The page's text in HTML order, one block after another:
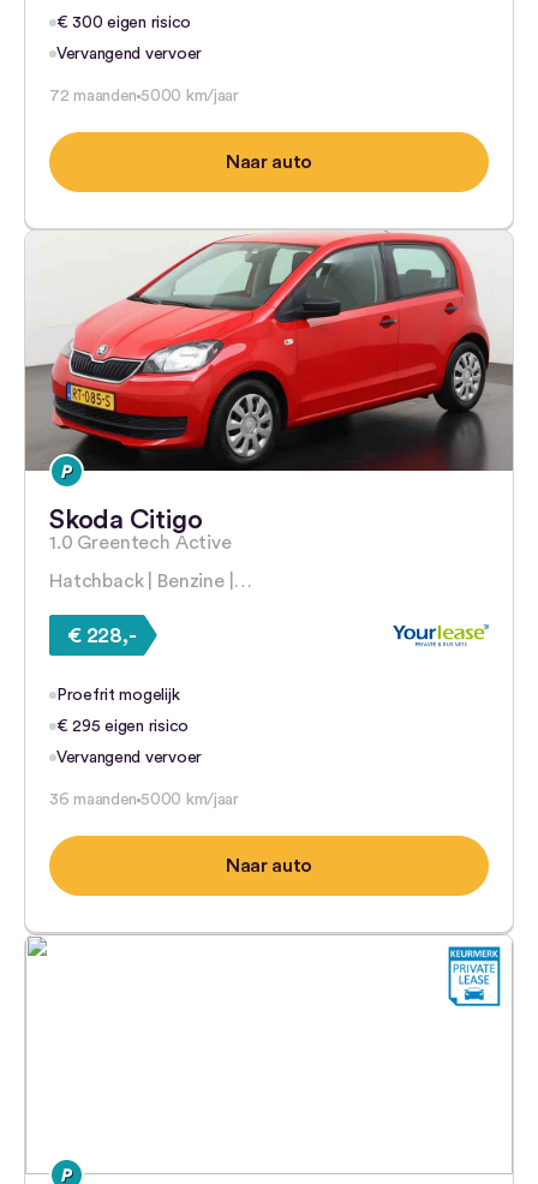
€ 300 eigen risico
Vervangend vervoer
72 maanden 5000 km/jaar
Naar auto
Skoda Citigo
1.0 Greentech Active
Hatchback | Benzine |…
€ 228,-
Proefrit mogelijk
€ 295 eigen risico
Vervangend vervoer
36 maanden 5000 km/jaar
Naar auto